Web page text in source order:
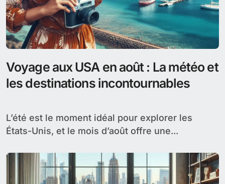
Voyage aux USA en août : La météo et
les destinations incontournables
L’été est le moment idéal pour explorer les
États-Unis, et le mois d’août offre une...